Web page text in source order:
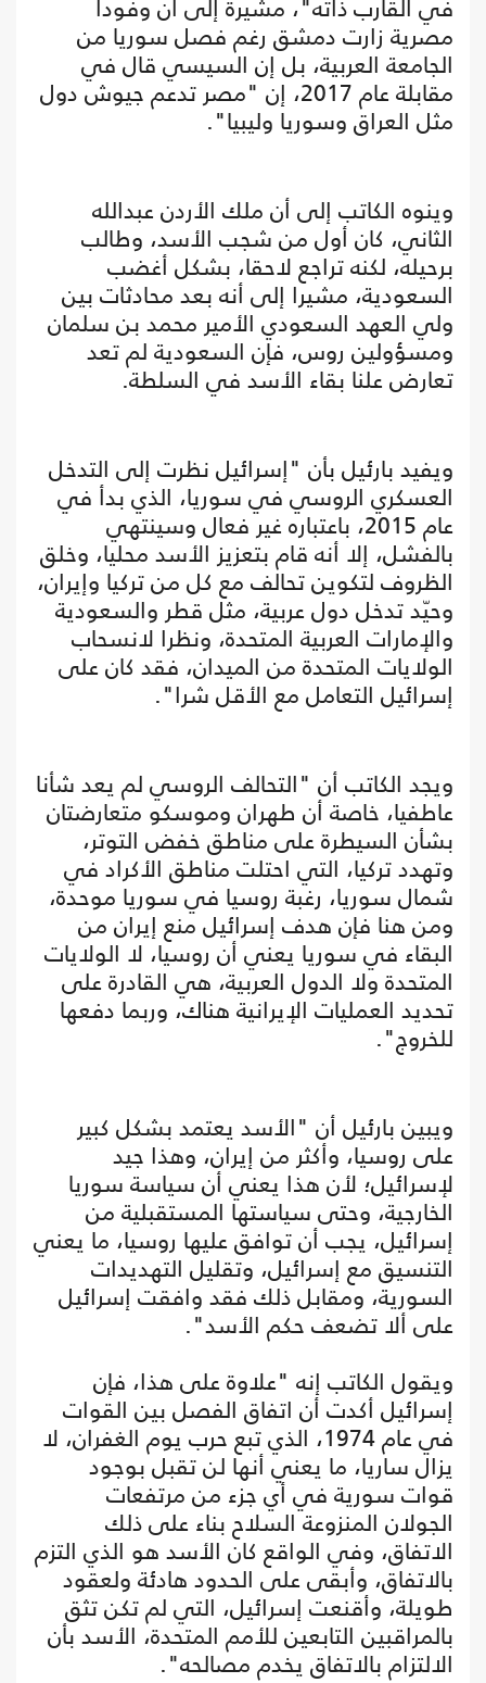
في القارب ذاته"، مشيرة إلى أن وفودا
مصرية زارت دمشق رغم فصل سوريا من
الجامعة العربية، بل إن السيسي قال في
مقابلة عام 2017، إن "مصر تدعم جيوش دول
مثل العراق وسوريا وليبيا".
وينوه الكاتب إلى أن ملك الأردن عبدالله
الثاني، كان أول من شجب الأسد، وطالب
برحيله، لكنه تراجع لاحقا، بشكل أغضب
السعودية، مشيرا إلى أنه بعد محادثات بين
ولي العهد السعودي الأمير محمد بن سلمان
ومسؤولين روس، فإن السعودية لم تعد
تعارض علنا بقاء الأسد في السلطة.
ويفيد بارئيل بأن "إسرائيل نظرت إلى التدخل
العسكري الروسي في سوريا، الذي بدأ في
عام 2015، باعتباره غير فعال وسينتهي
بالفشل، إلا أنه قام بتعزيز الأسد محليا، وخلق
الظروف لتكوين تحالف مع كل من تركيا وإيران،
وحيّد تدخل دول عربية، مثل قطر والسعودية
والإمارات العربية المتحدة، ونظرا لانسحاب
الولايات المتحدة من الميدان، فقد كان على
إسرائيل التعامل مع الأقل شرا".
ويجد الكاتب أن "التحالف الروسي لم يعد شأنا
عاطفيا، خاصة أن طهران وموسكو متعارضتان
بشأن السيطرة على مناطق خفض التوتر،
وتهدد تركيا، التي احتلت مناطق الأكراد في
شمال سوريا، رغبة روسيا في سوريا موحدة،
ومن هنا فإن هدف إسرائيل منع إيران من
البقاء في سوريا يعني أن روسيا، لا الولايات
المتحدة ولا الدول العربية، هي القادرة على
تحديد العمليات الإيرانية هناك، وربما دفعها
للخروج".
ويبين بارئيل أن "الأسد يعتمد بشكل كبير
على روسيا، وأكثر من إيران، وهذا جيد
لإسرائيل؛ لأن هذا يعني أن سياسة سوريا
الخارجية، وحتى سياستها المستقبلية من
إسرائيل، يجب أن توافق عليها روسيا، ما يعني
التنسيق مع إسرائيل، وتقليل التهديدات
السورية، ومقابل ذلك فقد وافقت إسرائيل
على ألا تضعف حكم الأسد".
ويقول الكاتب إنه "علاوة على هذا، فإن
إسرائيل أكدت أن اتفاق الفصل بين القوات
في عام 1974، الذي تبع حرب يوم الغفران، لا
يزال ساريا، ما يعني أنها لن تقبل بوجود
قوات سورية في أي جزء من مرتفعات
الجولان المنزوعة السلاح بناء على ذلك
الاتفاق، وفي الواقع كان الأسد هو الذي التزم
بالاتفاق، وأبقى على الحدود هادئة ولعقود
طويلة، وأقنعت إسرائيل، التي لم تكن تثق
بالمراقبين التابعين للأمم المتحدة، الأسد بأن
الالتزام بالاتفاق يخدم مصالحه".